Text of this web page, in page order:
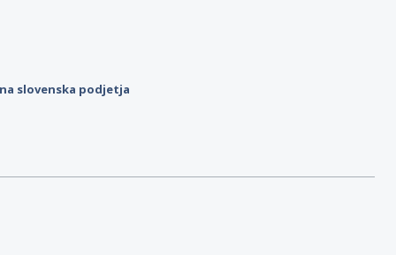
slovenska podjetja